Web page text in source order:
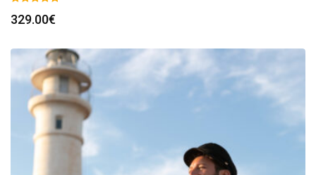
329.00€